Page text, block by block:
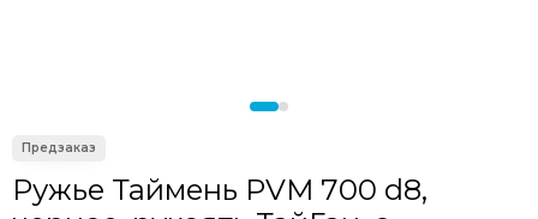
Armytek
C4
Aquateam
Ружье Таймень PVM 700 d8,